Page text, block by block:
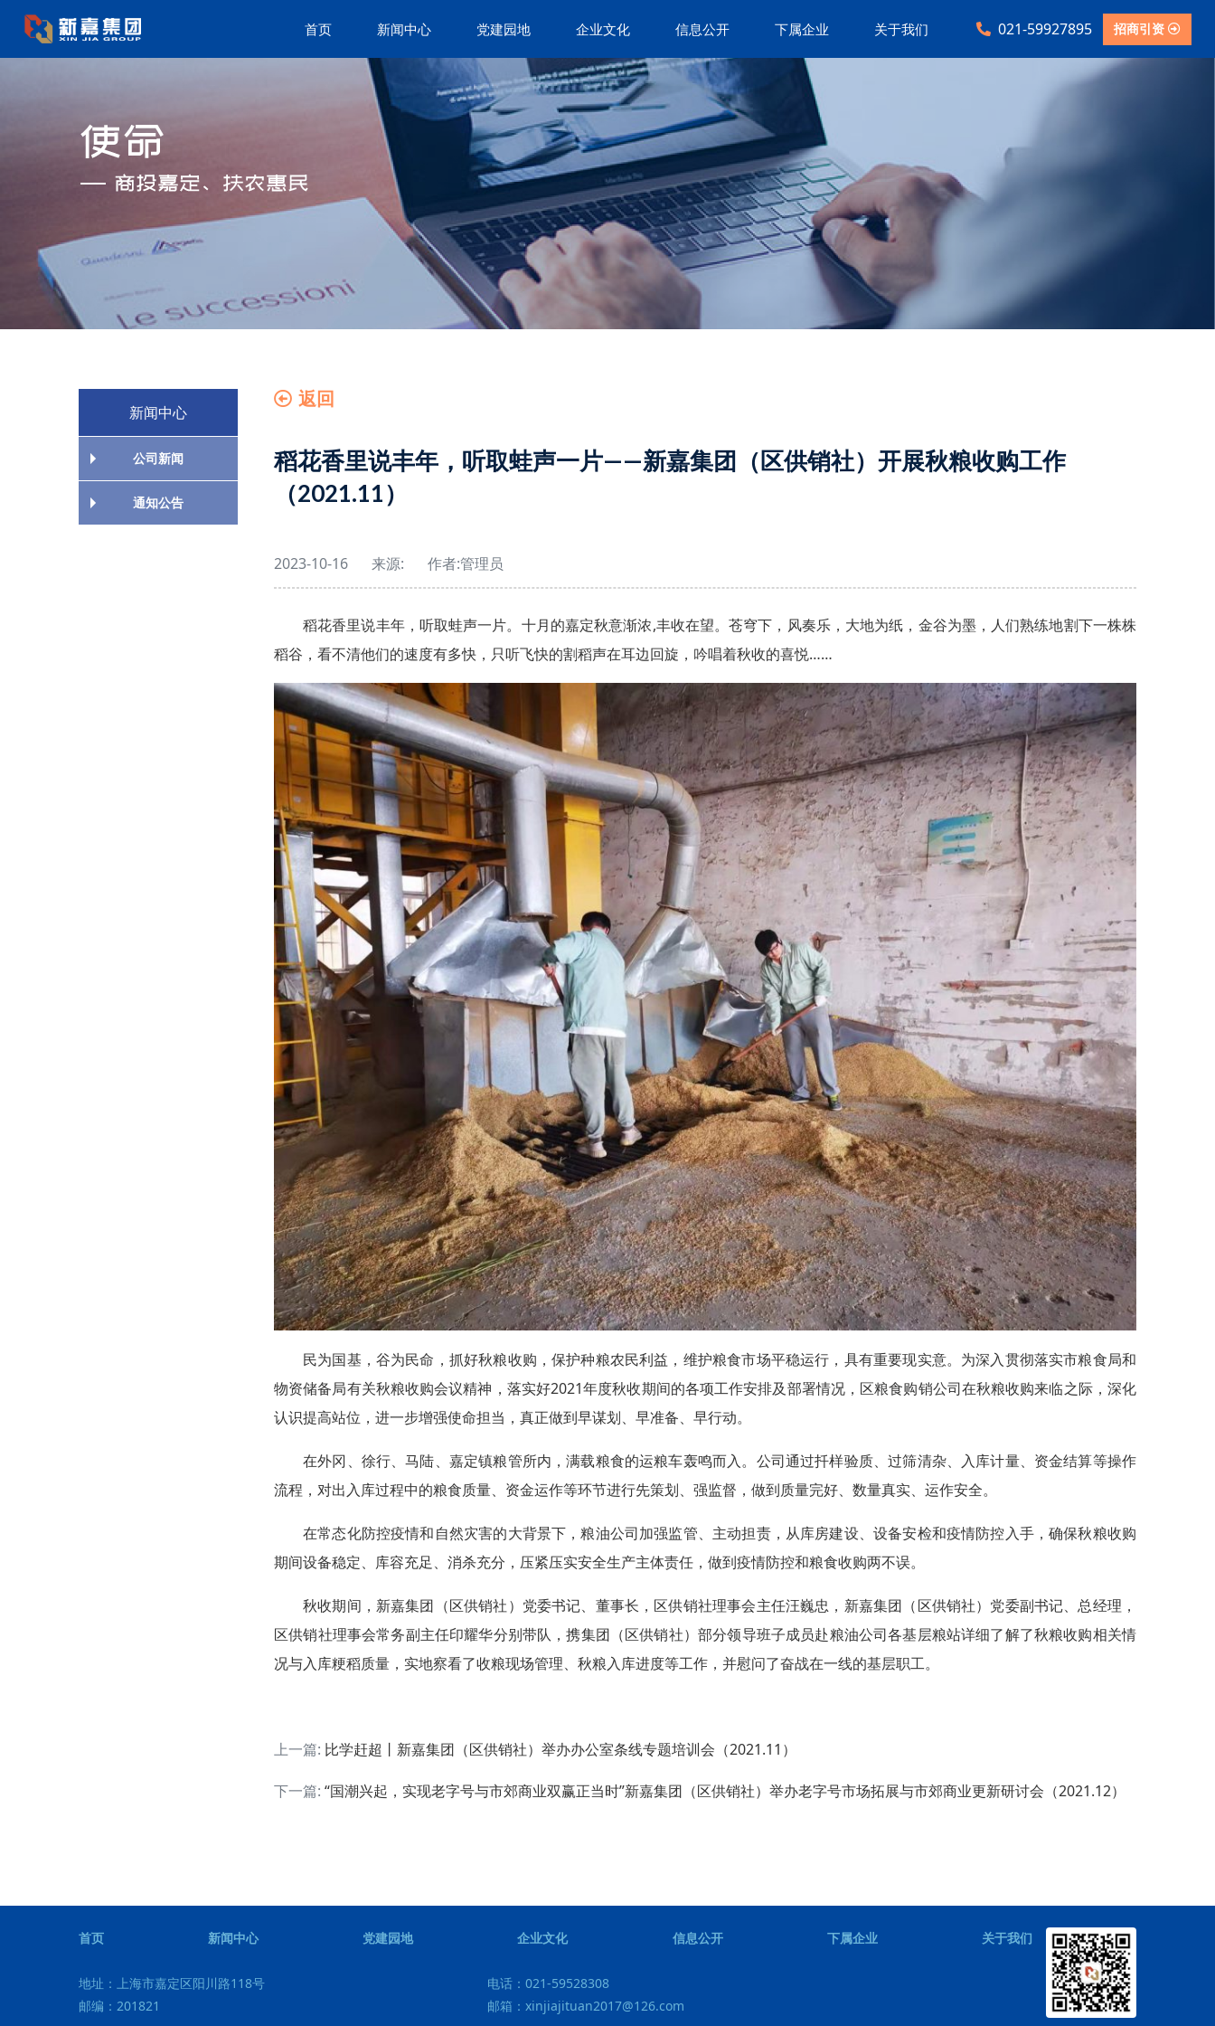
首页 新闻中心 党建园地 企业文化 信息公开 下属企业 关于我们 021-59927895 招商引资
新闻中心
公司新闻
通知公告
返回
稻花香里说丰年，听取蛙声一片——新嘉集团（区供销社）开展秋粮收购工作
（2021.11）
2023-10-16 来源: 作者:管理员
稻花香里说丰年，听取蛙声一片。十月的嘉定秋意渐浓,丰收在望。苍穹下，风奏乐，大地为纸，金谷为墨，人们熟练地割下一株株
稻谷，看不清他们的速度有多快，只听飞快的割稻声在耳边回旋，吟唱着秋收的喜悦……
民为国基，谷为民命，抓好秋粮收购，保护种粮农民利益，维护粮食市场平稳运行，具有重要现实意。为深入贯彻落实市粮食局和
物资储备局有关秋粮收购会议精神，落实好2021年度秋收期间的各项工作安排及部署情况，区粮食购销公司在秋粮收购来临之际，深化
认识提高站位，进一步增强使命担当，真正做到早谋划、早准备、早行动。
在外冈、徐行、马陆、嘉定镇粮管所内，满载粮食的运粮车轰鸣而入。公司通过扦样验质、过筛清杂、入库计量、资金结算等操作
流程，对出入库过程中的粮食质量、资金运作等环节进行先策划、强监督，做到质量完好、数量真实、运作安全。
在常态化防控疫情和自然灾害的大背景下，粮油公司加强监管、主动担责，从库房建设、设备安检和疫情防控入手，确保秋粮收购
期间设备稳定、库容充足、消杀充分，压紧压实安全生产主体责任，做到疫情防控和粮食收购两不误。
秋收期间，新嘉集团（区供销社）党委书记、董事长，区供销社理事会主任汪巍忠，新嘉集团（区供销社）党委副书记、总经理，
区供销社理事会常务副主任印耀华分别带队，携集团（区供销社）部分领导班子成员赴粮油公司各基层粮站详细了解了秋粮收购相关情
况与入库粳稻质量，实地察看了收粮现场管理、秋粮入库进度等工作，并慰问了奋战在一线的基层职工。
上一篇: 比学赶超丨新嘉集团（区供销社）举办办公室条线专题培训会（2021.11）
下一篇: “国潮兴起，实现老字号与市郊商业双赢正当时”新嘉集团（区供销社）举办老字号市场拓展与市郊商业更新研讨会（2021.12）
首页 新闻中心 党建园地 企业文化 信息公开 下属企业 关于我们
地址：
上海市嘉定区阳川路118号
邮编： 201821
电话：021-59528308
邮箱：xinjiajituan2017@126.com